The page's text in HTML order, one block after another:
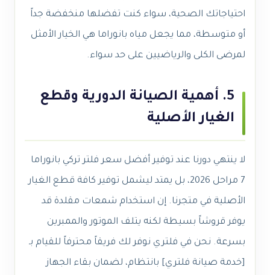
احتياجاتك الصحية، سواء كنت تفضلها منخفضة جداً
أو متوسطة، مما يجعل مياه بانوراما هي الخيار الأمثل
لمرضى الكلى والرياضيين على حد سواء.
5. أهمية الصيانة الدورية وقطع
الغيار الأصلية
لا ينتهي دورنا عند توفير أفضل سعر فلتر تركي بانوراما
7 مراحل 2026، بل يمتد ليشمل توفير كافة قطع الغيار
الأصلية في متجرنا. إن استخدام شمعات مقلدة قد
يوفر قروشاً بسيطة لكنه يتلف الموتور والممبرين
بسرعة. نحن في فلتري نوفر لك فريقاً محترفاً للقيام بـ
[خدمة صيانة فلتري] بانتظام، لضمان بقاء الجهاز